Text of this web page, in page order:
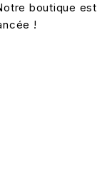
boutique est
!